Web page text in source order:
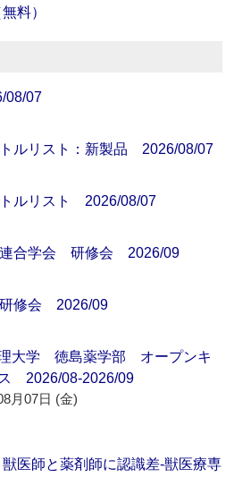
料）
08/07
ルリスト：新製品 2026/08/07
ルリスト 2026/08/07
連合学会 研修会 2026/09
修会 2026/09
大学 徳島薬学部 オープンキ
2026/08-2026/09
月07日 (金)
獣医師と薬剤師に認識差‐獣医療専